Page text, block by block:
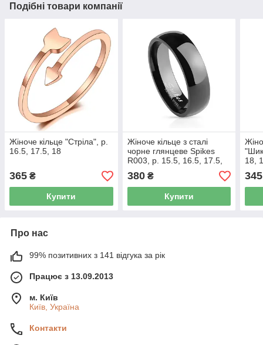
Подібні товари компанії
Жіноче кільце "Стріла", р.
16.5, 17.5, 18
365 ₴
Купити
Жіноче кільце з сталі
чорне глянцеве Spikes
R003, р. 15.5, 16.5, 17.5,
18, 19, 20
380₴
Купити
18,
345
Про нас
99% позитивних з 141 відгука за рік
Працює з 13.09.2013
м. Київ
Київ, Україна
Контакти